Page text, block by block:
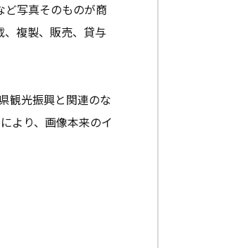
ど写真そのものが商
、複製、販売、貸与
観光振興と関連のな
より、画像本来のイ